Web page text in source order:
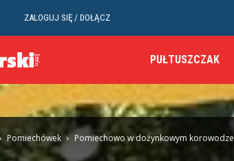
ZALOGUJ SIĘ / DOŁĄCZ
PUŁTUSZCZAK
Pomiechówek Pomiechowo w dożynkowym korowodze